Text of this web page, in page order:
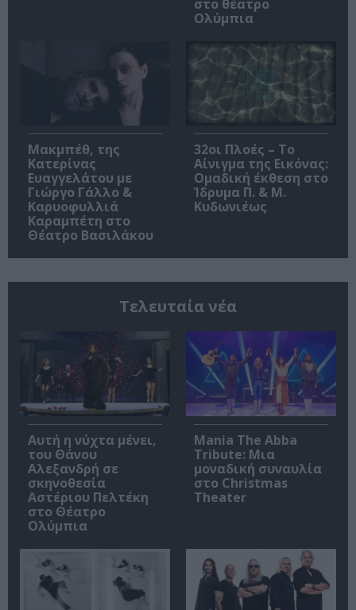
στο θέατρο
Ολύμπια
Μακμπέθ, της
Κατερίνας
Ευαγγελάτου με
Γιώργο Γάλλο &
Καρυοφυλλιά
Καραμπέτη στο
Θέατρο Βασιλάκου
32οι Πλοές – Το
Αίνιγμα της Εικόνας:
Ομαδική έκθεση στο
Ίδρυμα Π. & Μ.
Κυδωνιέως
Τελευταία νέα
Αυτή η νύχτα μένει,
του Θάνου
Αλεξανδρή σε
σκηνοθεσία
Αστέριου Πελτέκη
στο Θέατρο
Ολύμπια
Mania The Abba
Tribute: Μια
μοναδική συναυλία
στο Christmas
Theater